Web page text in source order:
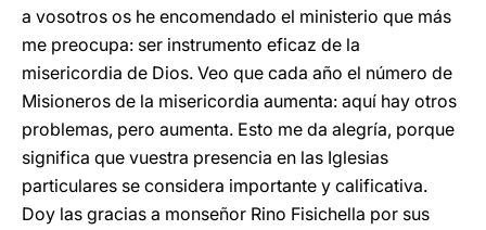
a vosotros os he encomendado el ministerio que más
me preocupa: ser instrumento eficaz de la
misericordia de Dios. Veo que cada año el número de
Misioneros de la misericordia aumenta: aquí hay otros
problemas, pero aumenta. Esto me da alegría, porque
significa que vuestra presencia en las Iglesias
particulares se considera importante y calificativa.
Doy las gracias a monseñor Rino Fisichella por sus